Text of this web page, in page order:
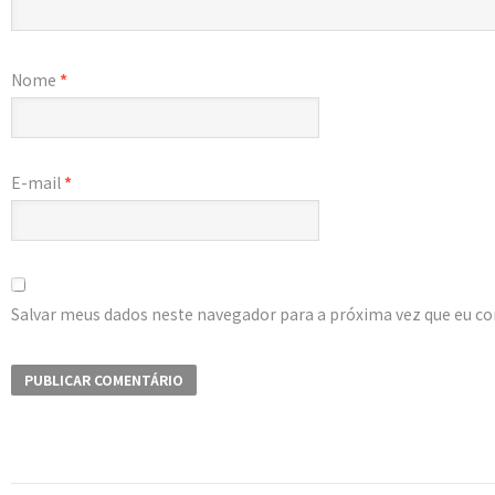
Nome *
E-mail*
Salvar meus dados neste navegador para a próxima vez que eu